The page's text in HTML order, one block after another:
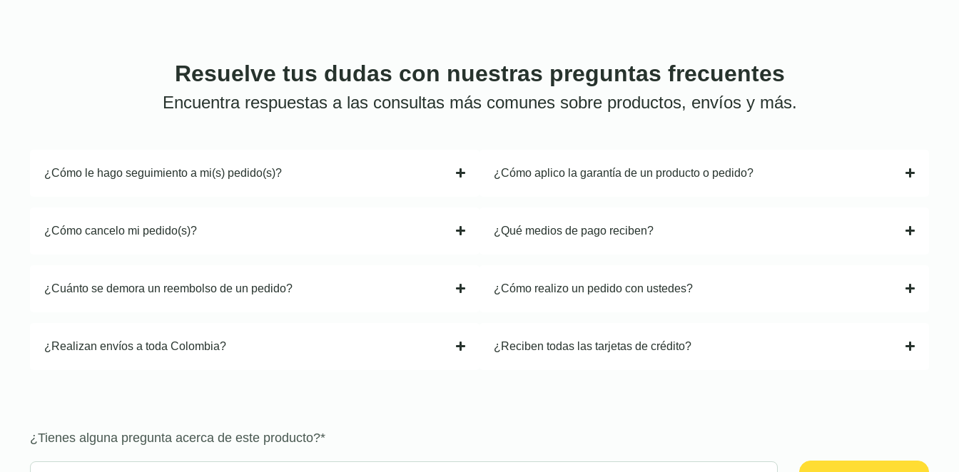
Resuelve tus dudas con nuestras preguntas frecuentes
Encuentra respuestas a las consultas más comunes sobre productos, envíos y más.
¿Cómo le hago seguimiento a mi(s) pedido(s)?
¿Cómo cancelo mi pedido(s)?
¿Cuánto se demora un reembolso de un pedido?
¿Realizan envíos a toda Colombia?
¿Cómo aplico la garantía de un producto o pedido?
¿Qué medios de pago reciben?
¿Cómo realizo un pedido con ustedes?
¿Reciben todas las tarjetas de crédito?
¿Tienes alguna pregunta acerca de este producto?*